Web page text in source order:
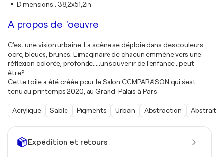
Expédition et retours
Dimensions : 38,2x51,2in
À propos de l'oeuvre
C'est une vision urbaine. La scène se déploie dans des couleurs
ocre, bleues, brunes. L'imaginaire de chacun emmène vers une
réflexion colorée, profonde.....un souvenir de l'enfance...peut
être?
Cette toile a été créée pour le Salon COMPARAISON qui s'est
tenu au printemps 2020, au Grand-Palais à Paris
Acrylique Sable Pigments Urbain Abstraction Abstrait